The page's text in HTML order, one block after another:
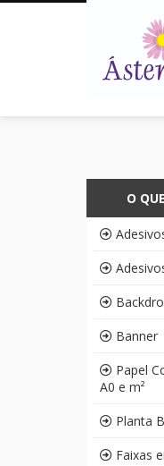
O
Banner
Papel
A0 e m²
Planta
Faixas